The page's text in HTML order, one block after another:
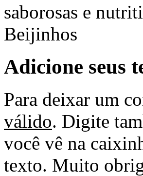
saborosas e
Beijinhos
Adicione seus
Para deixar um
válido. Digite
você vê na
texto. Muito